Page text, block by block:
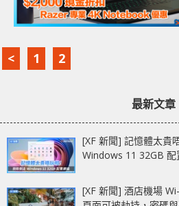
< 1 2
最新文章
[XF 新聞] 記憶體太
Windows 11 32GB 配
[XF 新聞] 酒店機場